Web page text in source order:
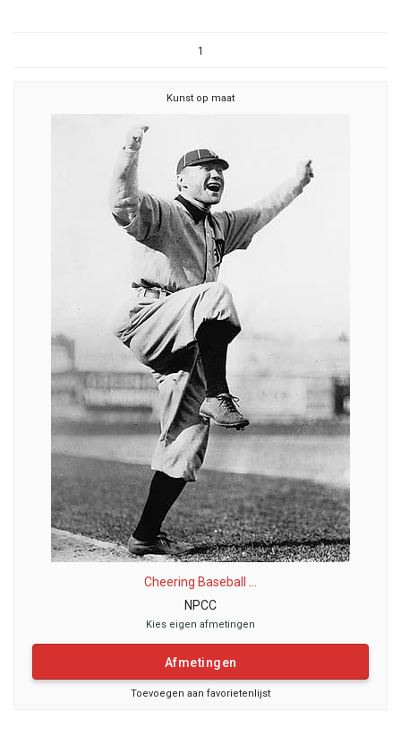
1
Kunst op maat
Cheering Baseball ...
NPCC
Kies eigen afmetingen
Afmetingen
Toevoegen aan favorietenlijst